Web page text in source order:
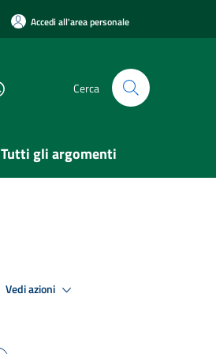
Accedi all'area personale
Cerca
Tutti gli argomenti
Vedi azioni